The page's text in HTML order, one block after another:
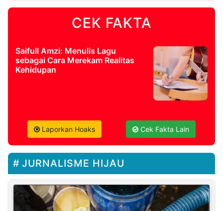
CEK FAKTA
Saifull Amzi: Menulis Lagu
sebagai Cara Merekam Realitas
Kehidupan
Laporkan Hoaks Cek Fakta Lain
JURNALISME HIJAU